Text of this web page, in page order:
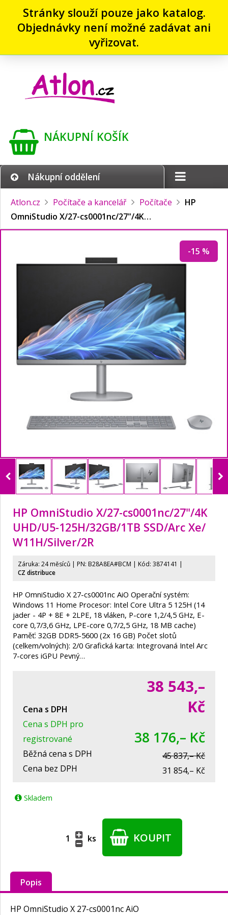
Stránky slouží pouze jako katalog.
Objednávky není možné zadávat ani
vyřizovat.
NÁKUPNÍ KOŠÍK
Nákupní oddělení
Atlon.cz Počítače a kancelář Počítače
HP
OmniStudio X/27-cs0001nc/27"/4K…
-15 %
HP OmniStudio X/27-cs0001nc/27"/4K
UHD/U5-125H/32GB/1TB SSD/Arc Xe/
W11H/Silver/2R
Záruka: 24 měsíců | PN: B28A8EA#BCM | Kód: 3874141 |
CZ distribuce
HP OmniStudio X 27-cs0001nc AiO Operační systém:
Windows 11 Home Procesor: Intel Core Ultra 5 125H (14
jader - 4P + 8E + 2LPE, 18 vláken, P-core 1,2/4,5 GHz, E-
core 0,7/3,6 GHz, LPE-core 0,7/2,5 GHz, 18 MB cache)
Paměť: 32GB DDR5-5600 (2x 16 GB) Počet slotů
(celkem/volných): 2/0 Grafická karta: Integrovaná Intel Arc
7-cores iGPU Pevný…
Cena s DPH
38 543,–
Kč
Cena s DPH pro
registrované
38 176,– Kč
Běžná cena s DPH
45 837,– Kč
Cena bez DPH
31 854,– Kč
Skladem
ks KOUPIT
Popis
HP OmniStudio X 27-cs0001nc AiO